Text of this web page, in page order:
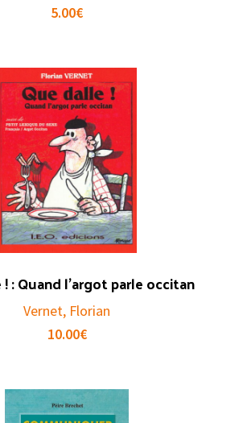
5.00€
: Quand l’argot parle occitan
Vernet, Florian
10.00€